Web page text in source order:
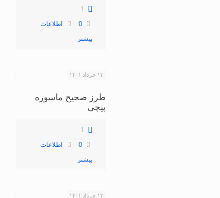
1
0
اطلاعات
بیشتر
۱۳ خرداد ۱۴۰۱
طرز صحیح ماسوره
پیچی
1
0
اطلاعات
بیشتر
۱۳ خرداد ۱۴۰۱